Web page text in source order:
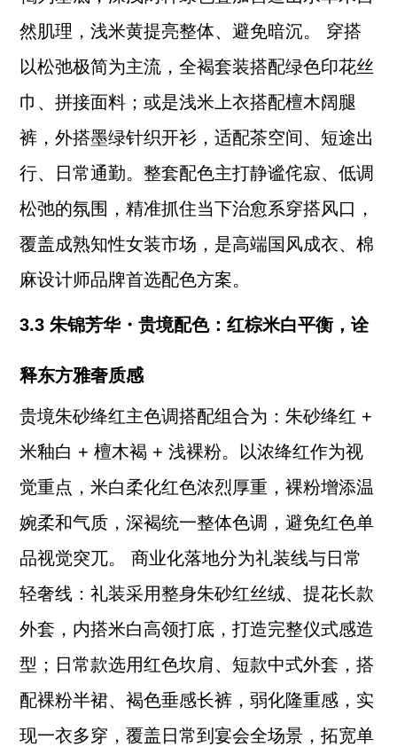
然肌理，浅米黄提亮整体、避免暗沉。 穿搭
以松弛极简为主流，全褐套装搭配绿色印花丝
巾、拼接面料；或是浅米上衣搭配檀木阔腿
裤，外搭墨绿针织开衫，适配茶空间、短途出
行、日常通勤。整套配色主打静谧侘寂、低调
松弛的氛围，精准抓住当下治愈系穿搭风口，
覆盖成熟知性女装市场，是高端国风成衣、棉
麻设计师品牌首选配色方案。
3.3 朱锦芳华・贵境配色：红棕米白平衡，诠
释东方雅奢质感
贵境朱砂绛红主色调搭配组合为：朱砂绛红 +
米釉白 + 檀木褐 + 浅裸粉。以浓绛红作为视
觉重点，米白柔化红色浓烈厚重，裸粉增添温
婉柔和气质，深褐统一整体色调，避免红色单
品视觉突兀。 商业化落地分为礼装线与日常
轻奢线：礼装采用整身朱砂红丝绒、提花长款
外套，内搭米白高领打底，打造完整仪式感造
型；日常款选用红色坎肩、短款中式外套，搭
配裸粉半裙、褐色垂感长裤，弱化隆重感，实
现一衣多穿，覆盖日常到宴会全场景，拓宽单